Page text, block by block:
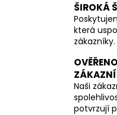
ŠIROKÁ
která
zákazníky.
Naši
potvrzují